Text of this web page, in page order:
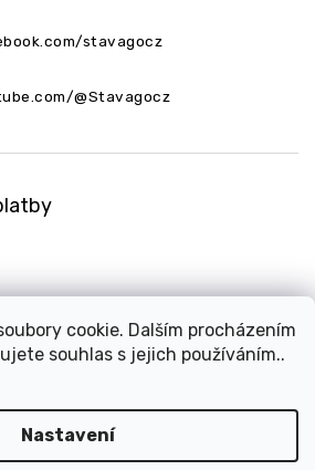
cookie. Dalším procházením
souhlas s jejich používáním..
Nastavení
stavagocz
@Stavagocz
| Platforma